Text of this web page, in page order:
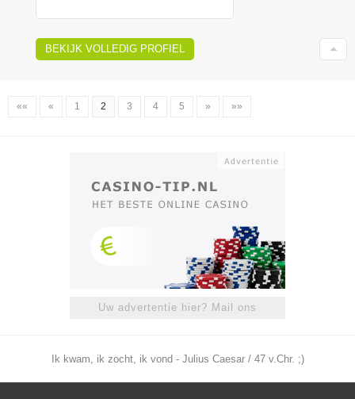
BEKIJK VOLLEDIG PROFIEL
«« « 1 2 3 4 5 » »»
Uw advertentie hier? Mail ons
Ik kwam, ik zocht, ik vond - Julius Caesar / 47 v.Chr. ;)